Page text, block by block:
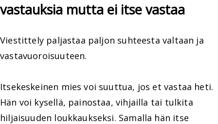
vastauksia mutta ei itse vastaa
Viestittely paljastaa paljon suhteesta valtaan ja
vastavuoroisuuteen.
Itsekeskeinen mies voi suuttua, jos et vastaa heti.
Hän voi kysellä, painostaa, vihjailla tai tulkita
hiljaisuuden loukkaukseksi. Samalla hän itse